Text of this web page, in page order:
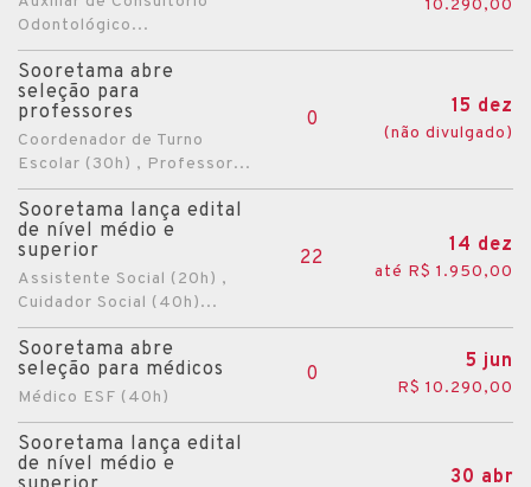
Odontológico...
10.290,00
Sooretama abre
seleção para
professores
Coordenador de Turno
Escolar (30h) , Professor...
0
15 dez
(não divulgado)
Sooretama lança edital
de nível médio e
superior
Assistente Social (20h) ,
Cuidador Social (40h)...
22
14 dez
até R$ 1.950,00
Sooretama abre
seleção para médicos
Médico ESF (40h)
0
5 jun
R$ 10.290,00
Sooretama lança edital
de nível médio e
30 abr